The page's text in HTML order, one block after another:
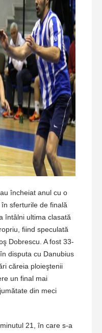
încheiat anul cu o
sferturile de finală
întâlni ultima clasată
fiind speculată
Dobrescu. A fost 33-
disputa cu Danubius
căreia ploieştenii
un final mai
din meci
21, în care s-a